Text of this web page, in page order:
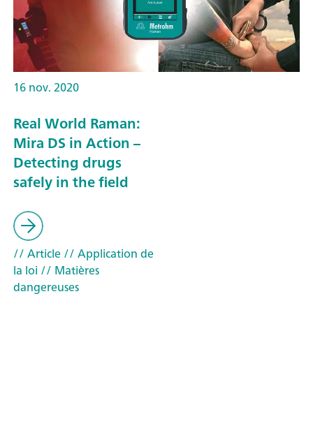
16 nov. 2020
Real World Raman:
Mira DS in Action –
Detecting drugs
safely in the field
// Article// Application de
la loi // Matières
dangereuses